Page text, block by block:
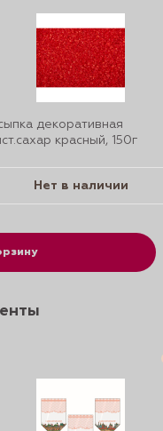
декоративная
красный, 150г
Нет в наличии